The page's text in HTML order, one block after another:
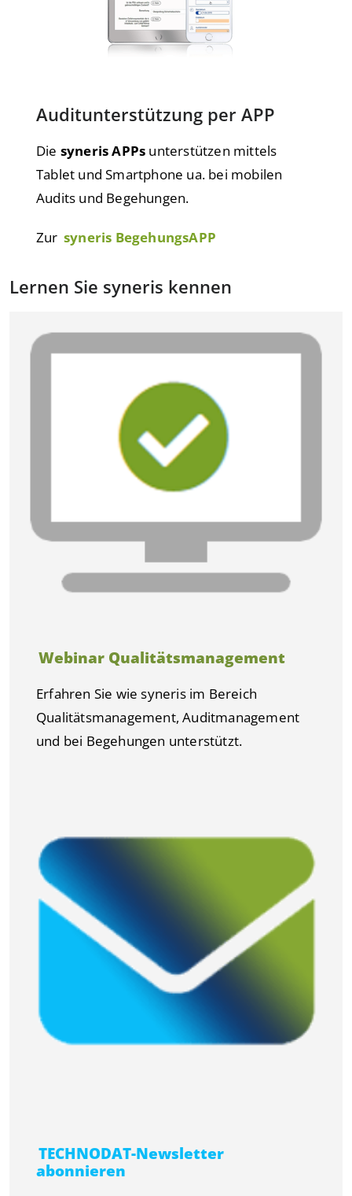
Auditunterstützung per APP
Die syneris APPs unterstützen mittels
Tablet und Smartphone ua. bei mobilen
Audits und Begehungen.
Zur syneris BegehungsAPP
Lernen Sie syneris kennen
Webinar Qualitätsmanagement
Erfahren Sie wie syneris im Bereich
Qualitätsmanagement, Auditmanagement
und bei Begehungen unterstützt.
TECHNODAT-Newsletter
abonnieren